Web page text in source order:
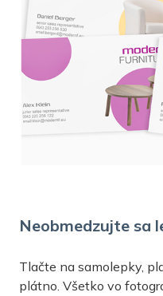
Neobmedzujte sa
Tlačte na samolepky,
plátno. Všetko vo